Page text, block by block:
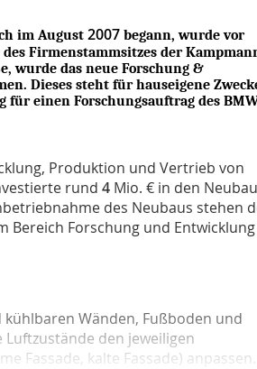
im August 2007 begann, wurde vor
Firmenstammsitzes der
wurde das neue Forschung &
Dieses steht für hauseigene
für einen Forschungsauftrag des
Produktion und Vertrieb von
rund 4 Mio. € in den
des Neubaus stehen
Forschung und
Wänden, Fußboden und
den jeweiligen
Fassade, kalte Fassade) anpassen.